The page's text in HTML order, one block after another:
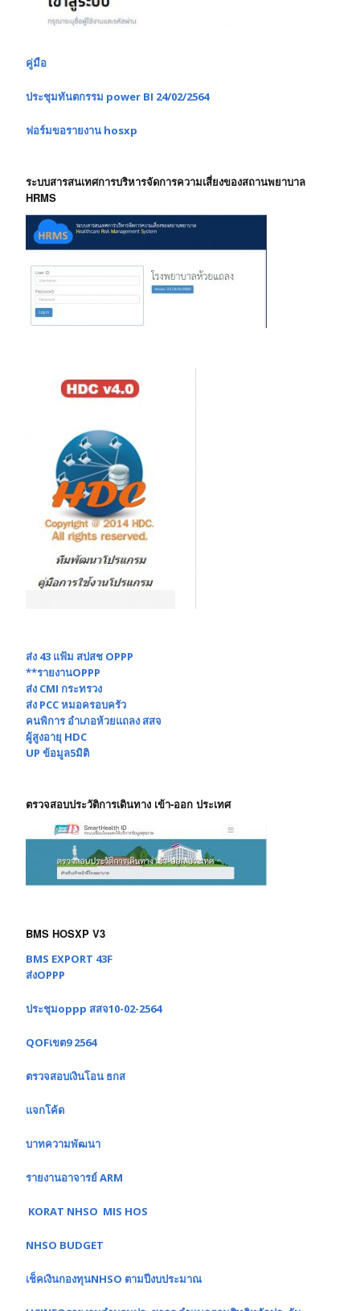
คู่มือ
ประชุมทันตกรรม power BI 24/02/2564
ฟอร์มขอรายงาน hosxp
ระบบสารสนเทศการบริหารจัดการความเสี่ยงของสถานพยาบาล
HRMS
ส่ง 43 แฟ้ม สปสช OPPP
**รายงานOPPP
ส่ง CMI กระทรวง
ส่ง PCC หมอครอบครัว
คนพิการ อำเภอห้วยแถลง สสจ
ผู้สูงอายุ HDC
UP ข้อมูล5มิติ
ตรวจสอบประวัติการเดินทาง เข้า-ออก ประเทศ
BMS HOSXP V3
BMS EXPORT 43F
ส่งOPPP
ประชุมoppp สสจ10-02-2564
QOFเขต9 2564
ตรวจสอบเงินโอน ธกส
แจกโค้ด
บาทความพัฒนา
รายงานอาจารย์ ARM
KORAT NHSO MIS HOS
NHSO BUDGET
เช็คเงินกองทุนNHSO ตามปีงบประมาณ